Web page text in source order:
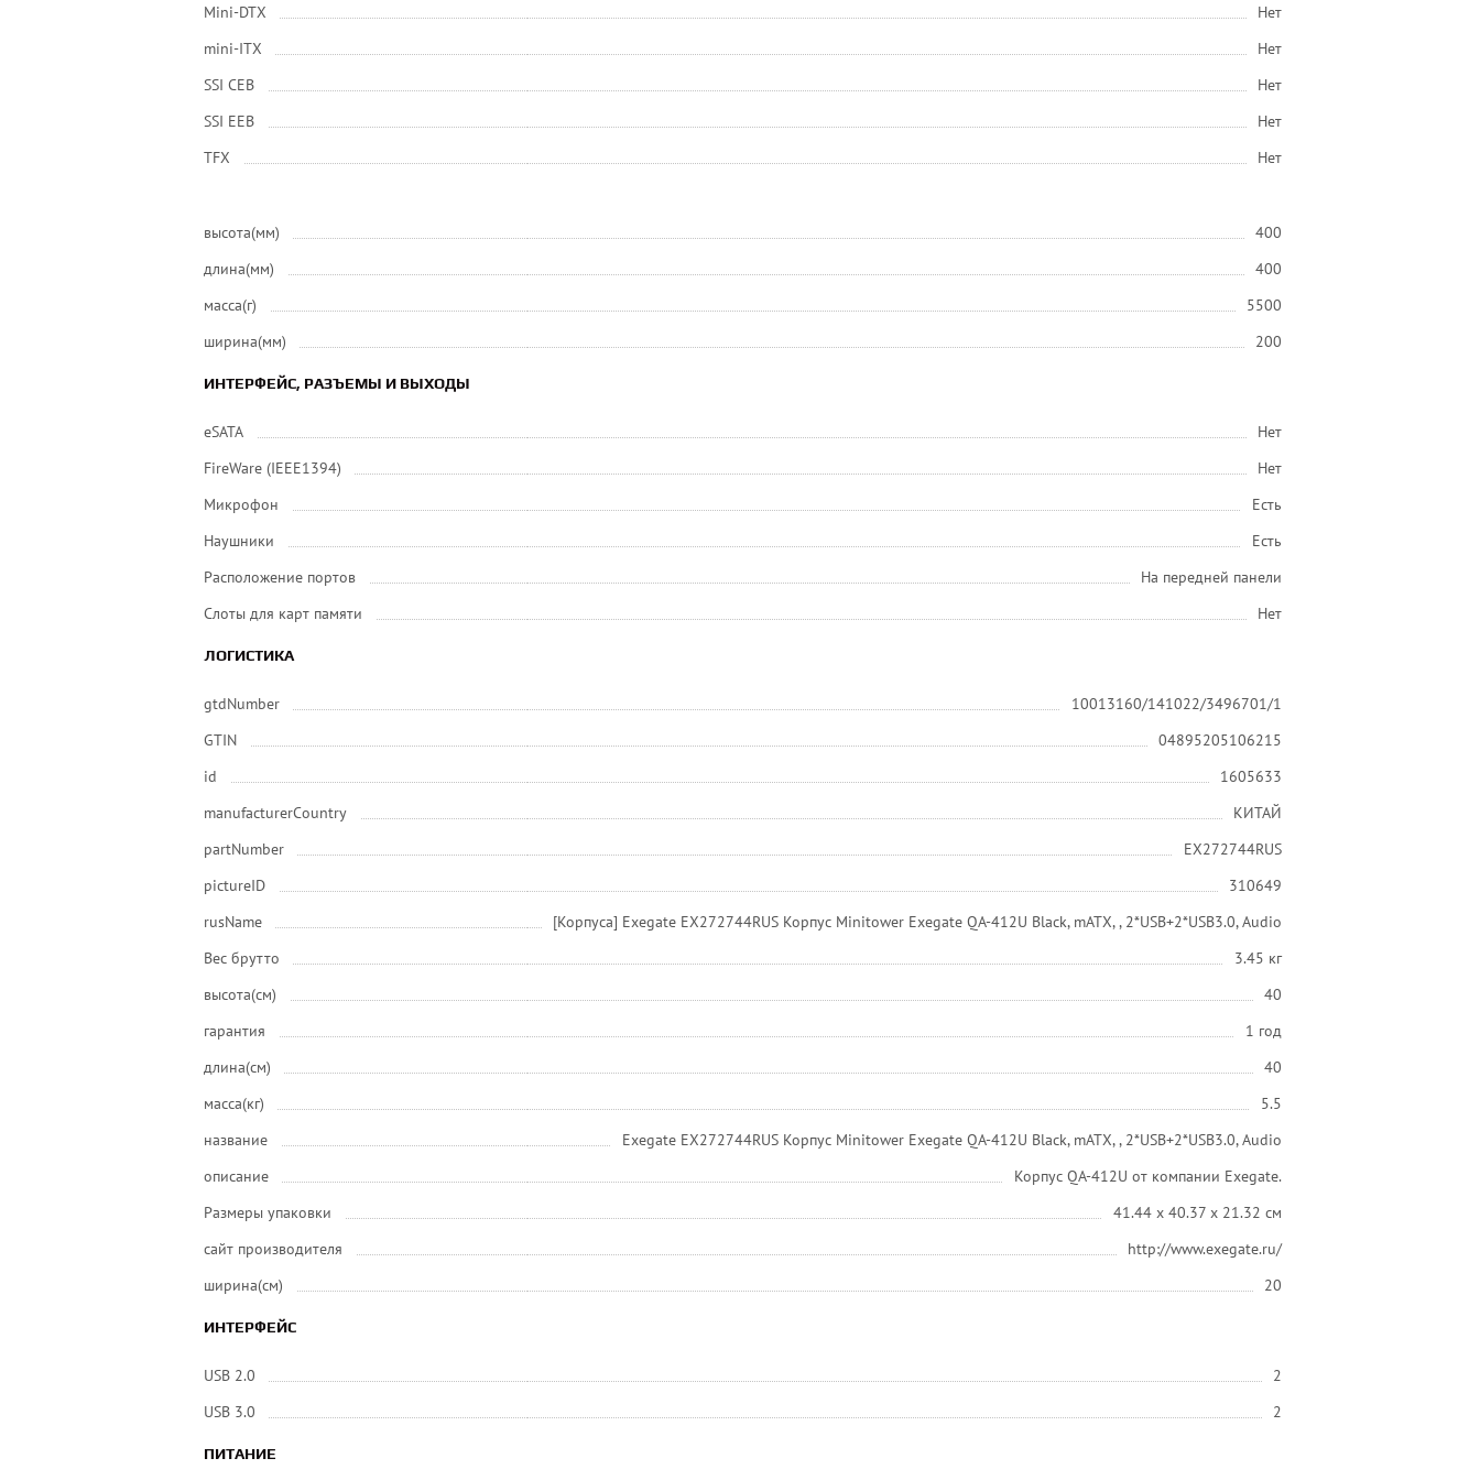
Mini-DTX
Нет
mini-ITX
Нет
SSI CEB
Нет
SSI EEB
Нет
ТFХ
Нет
высота(мм)
400
длина(мм)
400
масса(г)
5500
ширина(мм)
200
ИНТЕРФЕЙС, РАЗЪЕМЫ И ВЫХОДЫ
eSATA
Нет
FireWare (IEEE1394)
Нет
Микрофон
Есть
Наушники
Есть
Расположение портов
На передней панели
Слоты для карт памяти
Нет
ЛОГИСТИКА
gtdNumber
10013160/141022/3496701/1
GTIN
04895205106215
id
1605633
manufacturerCountry
КИТАЙ
partNumber
EX272744RUS
pictureID
310649
rusName
[Корпуса] Exegate EX272744RUS Корпус Minitower Exegate QA-412U Black, mATX, , 2*USB+2*USB3.0, Audio
Вес брутто
3.45 кг
высота(см)
40
гарантия
1 год
длина(см)
40
масса(кг)
5.5
название
Exegate EX272744RUS Корпус Minitower Exegate QA-412U Black, mATX, , 2*USB+2*USB3.0, Audio
описание
Корпус QA-412U от компании Exegate.
Размеры упаковки
41.44 x 40.37 x 21.32 см
сайт производителя
http://www.exegate.ru/
ширина(см)
20
ИНТЕРФЕЙС
USB 2.0
2
USB 3.0
2
ПИТАНИЕ